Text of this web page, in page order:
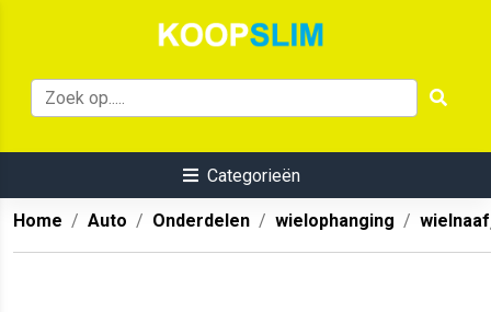
Categorieën
Home Auto Onderdelen wielophanging